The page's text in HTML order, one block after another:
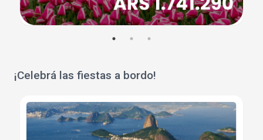
¡Celebrá las fiestas a bordo!